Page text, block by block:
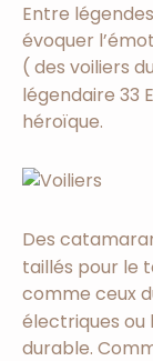
Entre
évoquer
( des voiliers du
légendaire 33
héroïque.
Des
taillés pour le
comme ceux
électriques ou
durable.